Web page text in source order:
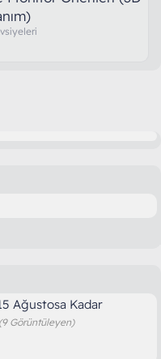
Ağustosa Kadar
(9 Görüntüleyen)